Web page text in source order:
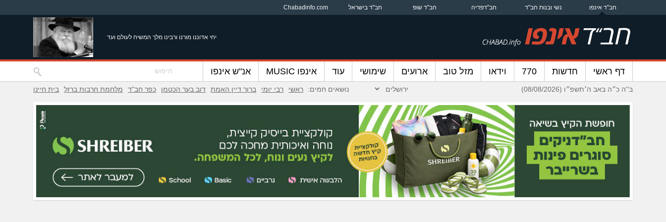
חב"ד אינפו נשי ובנות חב"ד חב"דפדיה חב"ד שופ חב"ד בישראל Chabadinfo.com
יחי אדוננו מורנו ורבינו מלך המשיח לעולם ועד
דף ראשי חדשות 770 וידאו מזל טוב ארועים שימושי עוד אינפו MUSIC אנ"ש אינפו
ב''ה כ״ה באב ה׳תשפ״ו (08/08/2026) נושאים חמים: ראשי רבי יומי ברוך דיין האמת דוב בער הכטמן כפר חב"ד מלחמת חרבות ברזל בית חיינו